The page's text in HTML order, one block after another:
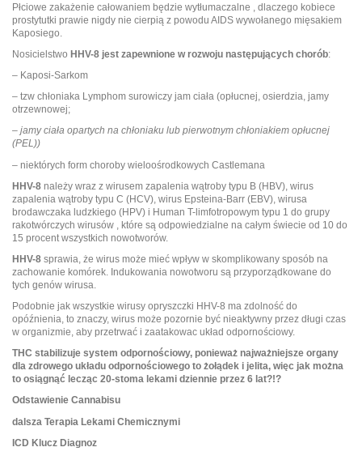
Płciowe zakażenie całowaniem będzie wytłumaczalne , dlaczego kobiece
prostytutki prawie nigdy nie cierpią z powodu AIDS wywołanego mięsakiem
Kaposiego.
Nosicielstwo HHV-8 jest zapewnione w rozwoju następujących chorób:
– Kaposi-Sarkom
– tzw chłoniaka Lymphom surowiczy jam ciała (opłucnej, osierdzia, jamy
otrzewnowej;
– jamy ciała opartych na chłoniaku lub pierwotnym chłoniakiem opłucnej
(PEL))
– niektórych form choroby wieloośrodkowych Castlemana
HHV-8 należy wraz z wirusem zapalenia wątroby typu B (HBV), wirus
zapalenia wątroby typu C (HCV), wirus Epsteina-Barr (EBV), wirusa
brodawczaka ludzkiego (HPV) i Human T-limfotropowym typu 1 do grupy
rakotwórczych wirusów , które są odpowiedzialne na całym świecie od 10 do
15 procent wszystkich nowotworów.
HHV-8 sprawia, że wirus może mieć wpływ w skomplikowany sposób na
zachowanie komórek. Indukowania nowotworu są przyporządkowane do
tych genów wirusa.
Podobnie jak wszystkie wirusy opryszczki HHV-8 ma zdolność do
opóźnienia, to znaczy, wirus może pozornie być nieaktywny przez długi czas
w organizmie, aby przetrwać i zaatakowac układ odpornościowy.
THC stabilizuje system odpornościowy, ponieważ najważniejsze organy
dla zdrowego układu odpornościowego to żołądek i jelita, więc jak można
to osiągnąć lecząc 20-stoma lekami dziennie przez 6 lat?!?
Odstawienie Cannabisu
dalsza Terapia Lekami Chemicznymi
ICD Klucz Diagnoz